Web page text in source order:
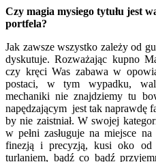
Czy magia mysiego tytułu jest
portfela?
Jak zawsze wszystko zależy od
dyskutuje. Rozważając kupno
czy kręci Was zabawa w
postaci, w tym wypadku,
mechaniki nie znajdziemy tu
napędzającym jest tak naprawdę
by nie zaistniał. W swojej
w pełni zasługuje na miejsce
finezją i precyzją, kusi oko od
turlaniem, bądź co bądź